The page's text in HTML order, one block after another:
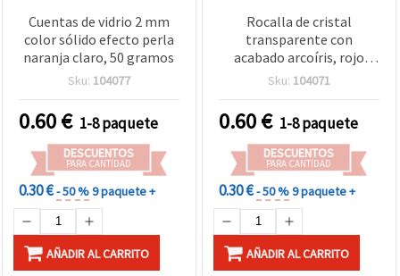
Cuentas de vidrio 2 mm
color sólido efecto perla
naranja claro, 50 gramos
Sku: 104077
0.60€ 1-8 paquete
DESCUENTOS
PARA CANTIDAD
0.30 €- 50 %9 paquete +
AÑADIR AL CARRITO
Rocalla de cristal
transparente con
acabado arcoíris, rojo
oscuro, 3 mm, 50 g
Sku: 104071
0.60€ 1-8 paquete
DESCUENTOS
PARA CANTIDAD
0.30 €- 50 %9 paquete +
AÑADIR AL CARRITO